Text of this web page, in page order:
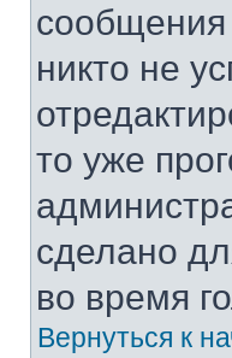
сообщения
никто не
то уже
сделано
во время
Вернуться к